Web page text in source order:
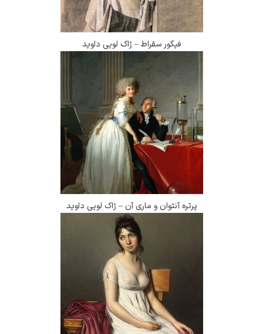
فیگور سقراط – ژاک لویی داوید
پرتره آنتوان و ماری آن – ژاک لویی داوید